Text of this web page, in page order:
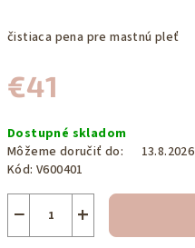
čistiaca pena pre mastnú pleť
€41
cena:
Dostupné skladom
Môžeme doručiť do:
13.8.2026
Kód: V600401
+
−